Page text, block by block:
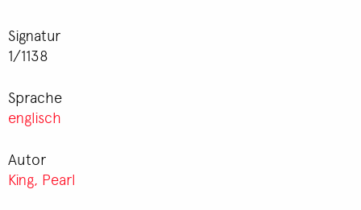
Signatur
1/1138
Sprache
englisch
Autor
King, Pearl